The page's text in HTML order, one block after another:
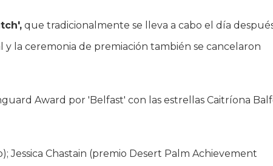
que tradicionalmente se lleva a cabo el día
y la ceremonia de premiación también se cancelaron
Award por 'Belfast' con las estrellas Caitríona
Jessica Chastain (premio Desert Palm Achievement